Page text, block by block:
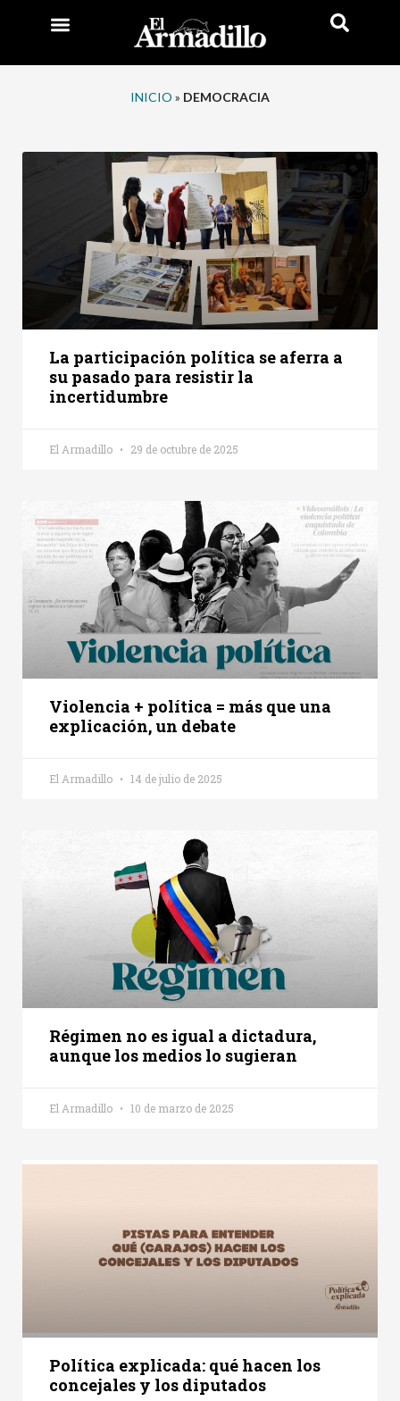
INICIO » DEMOCRACIA
La participación política se aferra a
su pasado para resistir la
incertidumbre
El Armadillo 29 de octubre de 2025
Violencia + política = más que una
explicación, un debate
El Armadillo 14 de julio de 2025
Régimen no es igual a dictadura,
aunque los medios lo sugieran
El Armadillo 10 de marzo de 2025
Política explicada: qué hacen los
concejales y los diputados